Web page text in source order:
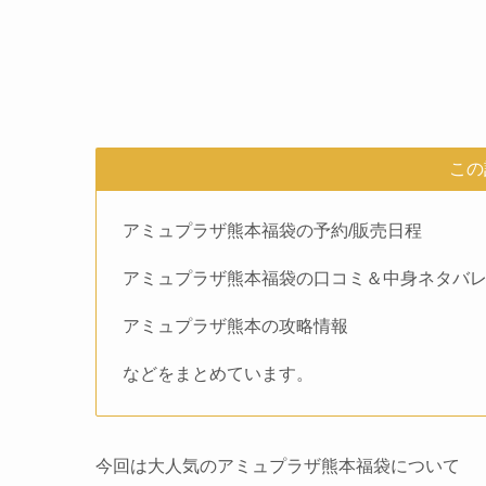
こ
アミュプラザ熊本福袋の予約/販売日程
アミュプラザ熊本福袋の口コミ＆中身ネタバレ
アミュプラザ熊本の攻略情報
などをまとめています。
今回は大人気のアミュプラザ熊本福袋について